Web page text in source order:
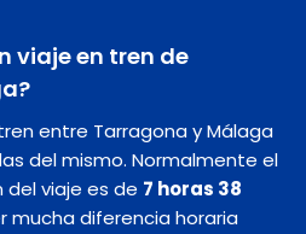
viaje en tren de
entre Tarragona y Málaga
del mismo. Normalmente el
viaje es de 7 horas 38
mucha diferencia horaria